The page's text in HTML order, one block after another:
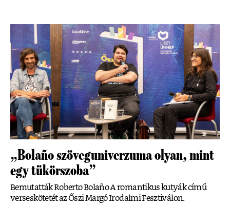
„Bolaño szöveguniverzuma olyan, mint
egy tükörszoba”
Bemutatták Roberto Bolaño A romantikus kutyák című
verseskötetét az Őszi Margó Irodalmi Fesztiválon.